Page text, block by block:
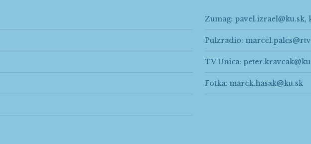
Zumag: pavel.izrael@ku.sk,
Pulzradio:
TV Unica:
Fotka: marek.hasak@ku.sk